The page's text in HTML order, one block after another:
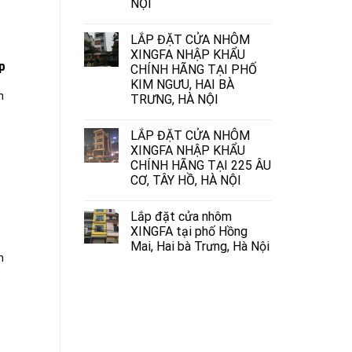
NỘI
LẮP ĐẶT CỬA NHÔM
XINGFA NHẬP KHẨU
CHÍNH HÃNG TẠI PHỐ
KIM NGƯU, HAI BÀ
TRƯNG, HÀ NỘI
LẮP ĐẶT CỬA NHÔM
XINGFA NHẬP KHẨU
CHÍNH HÃNG TẠI 225 ÂU
CƠ, TÂY HỒ, HÀ NỘI
Lắp đặt cửa nhôm
XINGFA tại phố Hồng
Mai, Hai bà Trưng, Hà Nội